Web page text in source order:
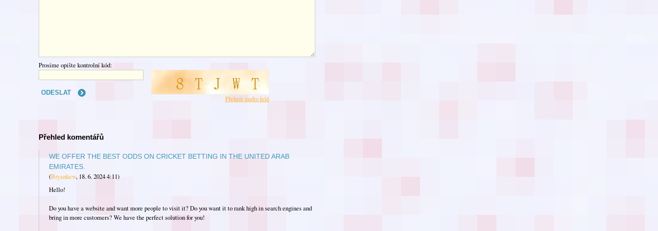
Prosíme opište kontrolní kód:
Přehrát audio kód
Přehled komentářů
WE OFFER THE BEST ODDS ON CRICKET BETTING IN THE UNITED ARAB
EMIRATES.
(Bryankew, 18. 6. 20244:11)
Hello!
Do you have a website and want more people to visit it? Do you want it to rank high in search engines and
bring in more customers? We have the perfect solution for you!